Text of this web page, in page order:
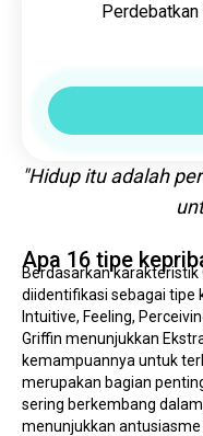
"Hidup itu adalah
Apa 16 tipe
Berdasarkan
diidentifikasi sebagai tipe
Intuitive, Feeling,
Griffin menunjukkan
kemampuannya untuk
merupakan bagian
sering berkembang
menunjukkan